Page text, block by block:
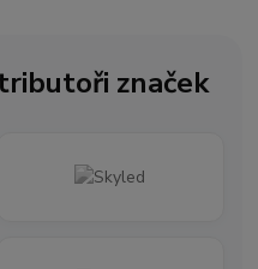
značek